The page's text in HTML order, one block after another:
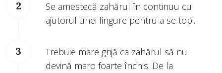
Se amestecă zahărul în continuu cu
ajutorul unei lingure pentru a se topi.
Trebuie mare grijă ca zahărul să nu
devină maro foarte închis. De la